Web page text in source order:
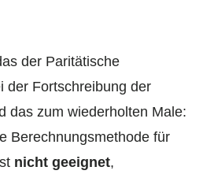
der Paritätische
der Fortschreibung der
das zum wiederholten Male:
Berechnungsmethode für
nicht geeignet,